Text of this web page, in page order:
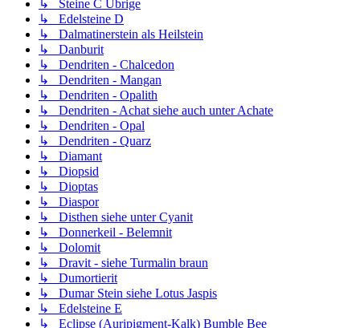
↳ Steine C Übrige
↳ Edelsteine D
↳ Dalmatinerstein als Heilstein
↳ Danburit
↳ Dendriten - Chalcedon
↳ Dendriten - Mangan
↳ Dendriten - Opalith
↳ Dendriten - Achat siehe auch unter Achate
↳ Dendriten - Opal
↳ Dendriten - Quarz
↳ Diamant
↳ Diopsid
↳ Dioptas
↳ Diaspor
↳ Disthen siehe unter Cyanit
↳ Donnerkeil - Belemnit
↳ Dolomit
↳ Dravit - siehe Turmalin braun
↳ Dumortierit
↳ Dumar Stein siehe Lotus Jaspis
↳ Edelsteine E
↳ Eclipse (Auripigment-Kalk) Bumble Bee